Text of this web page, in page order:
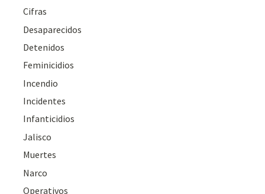
Cifras
Desaparecidos
Detenidos
Feminicidios
Incendio
Incidentes
Infanticidios
Jalisco
Muertes
Narco
Operativos